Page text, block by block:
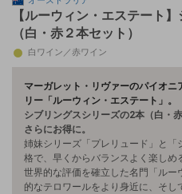
【ルーウィン・エステート
（白・赤２本セット）
白ワイン／赤ワイン
マーガレット・リヴァーのパイオ
リー「ルーウィン・エステート」。
シブリングスシリーズの2本（白・
さらにお得に。
姉妹シリーズ「プレリュード」と
格で、早くからバランスよく楽しめ
世界的な評価を確立した名門「ルー
的なテロワールをより身近に、そし